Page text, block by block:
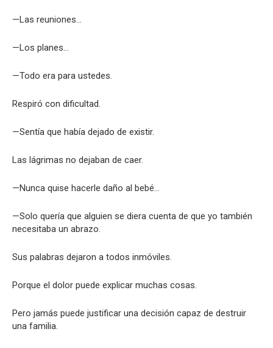
—Las reuniones…
—Los planes…
—Todo era para ustedes.
Respiró con dificultad.
—Sentía que había dejado de existir.
Las lágrimas no dejaban de caer.
—Nunca quise hacerle daño al bebé…
—Solo quería que alguien se diera cuenta de que yo también
necesitaba un abrazo.
Sus palabras dejaron a todos inmóviles.
Porque el dolor puede explicar muchas cosas.
Pero jamás puede justificar una decisión capaz de destruir
una familia.